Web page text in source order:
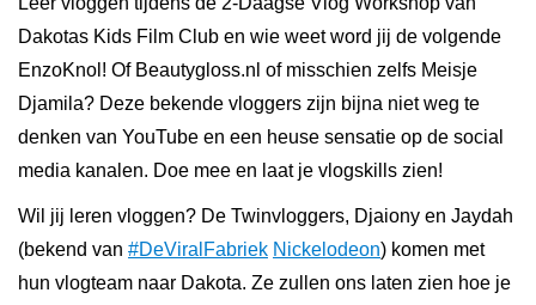
Dakotas Kids Film Club en wie weet word jij de volgende
EnzoKnol! Of Beautygloss.nl of misschien zelfs Meisje
Djamila? Deze bekende vloggers zijn bijna niet weg te
denken van YouTube en een heuse sensatie op de social
media kanalen. Doe mee en laat je vlogskills zien!
Wil jij leren vloggen? De Twinvloggers, Djaiony en Jaydah
(bekend van #DeViralFabriek Nickelodeon) komen met
hun vlogteam naar Dakota. Ze zullen ons laten zien hoe je